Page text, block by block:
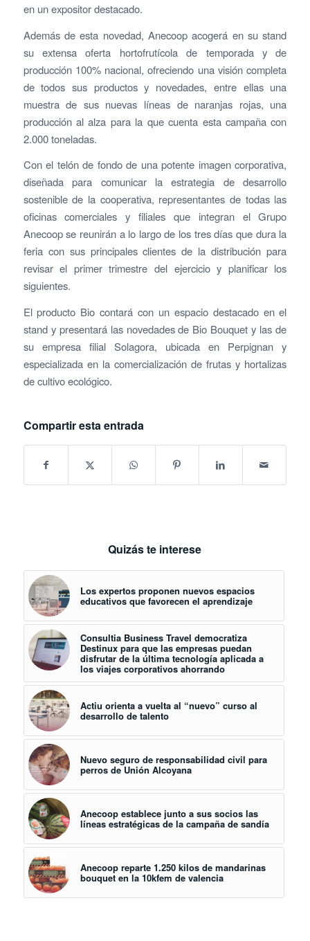
en un expositor destacado.
Además de esta novedad, Anecoop acogerá en su stand
su extensa oferta hortofrutícola de temporada y de
producción 100% nacional, ofreciendo una visión completa
de todos sus productos y novedades, entre ellas una
muestra de sus nuevas líneas de naranjas rojas, una
producción al alza para la que cuenta esta campaña con
2.000 toneladas.
Con el telón de fondo de una potente imagen corporativa,
diseñada para comunicar la estrategia de desarrollo
sostenible de la cooperativa, representantes de todas las
oficinas comerciales y filiales que integran el Grupo
Anecoop se reunirán a lo largo de los tres días que dura la
feria con sus principales clientes de la distribución para
revisar el primer trimestre del ejercicio y planificar los
siguientes.
El producto Bio contará con un espacio destacado en el
stand y presentará las novedades de Bio Bouquet y las de
su empresa filial Solagora, ubicada en Perpignan y
especializada en la comercialización de frutas y hortalizas
de cultivo ecológico.
Compartir esta entrada
Quizás te interese
Los expertos proponen nuevos espacios
educativos que favorecen el aprendizaje
Consultia Business Travel democratiza
Destinux para que las empresas puedan
disfrutar de la última tecnología aplicada a
los viajes corporativos ahorrando
Actiu orienta a vuelta al “nuevo” curso al
desarrollo de talento
Nuevo seguro de responsabilidad civil para
perros de Unión Alcoyana
Anecoop establece junto a sus socios las
líneas estratégicas de la campaña de sandía
Anecoop reparte 1.250 kilos de mandarinas
bouquet en la 10kfem de valencia